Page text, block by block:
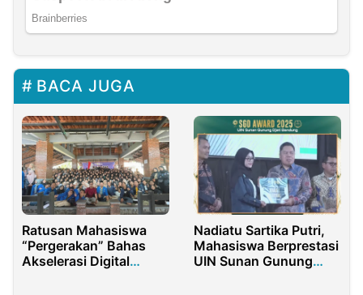
BACA JUGA
Ratusan Mahasiswa
“Pergerakan” Bahas
Akselerasi Digital
Nadiatu Sartika Putri,
Mahasiswa Berprestasi
UIN Sunan Gunung